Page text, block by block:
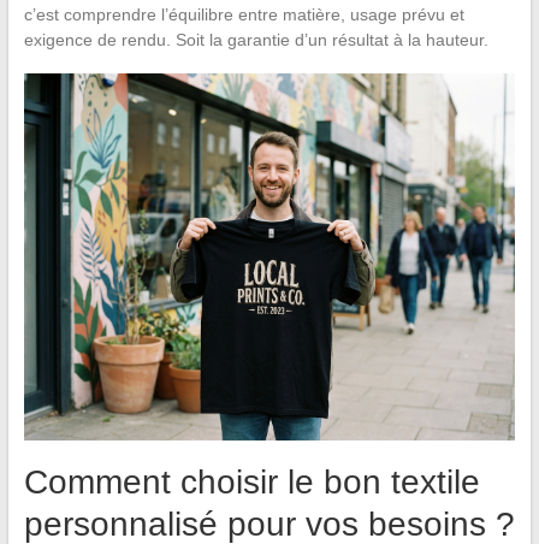
c’est comprendre l’équilibre entre matière, usage prévu et
exigence de rendu. Soit la garantie d’un résultat à la hauteur.
Comment choisir le bon textile
personnalisé pour vos besoins ?